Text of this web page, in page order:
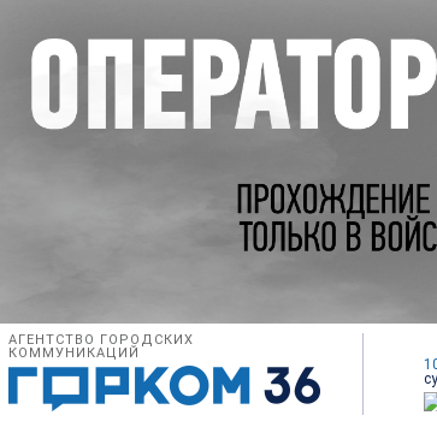
АГЕНТСТВО ГОРОДСКИХ
КОММУНИКАЦИЙ